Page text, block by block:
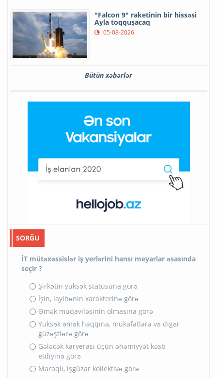
"Falcon 9" raketinin bir hissəsi
Ayla toqquşacaq
05-08-2026
Bütün xəbərlər
SORĞU
İT mütəxəssislər iş yerlərini hansı meyarlar əsasında
seçir ?
Şirkətin yüksək statusuna görə
İşin, layihənin xarakterinə görə
Əmək müqaviləsinin olmasına görə
Yüksək əmək haqqına, mükafatlara və digər
güzəştlərə görə
Gələcək karyerası üçün əhəmiyyət kəsb
etdiyinə görə
Maraqlı, işgüzar kollektivə görə